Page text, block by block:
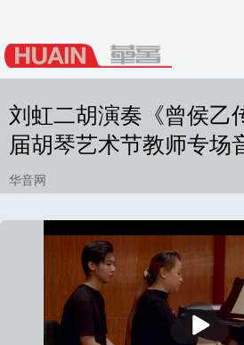
刘虹二胡演奏《曾侯乙
届胡琴艺术节教师专场
华音网
播
放